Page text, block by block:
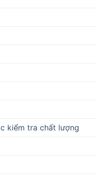
kiểm tra chất lượng